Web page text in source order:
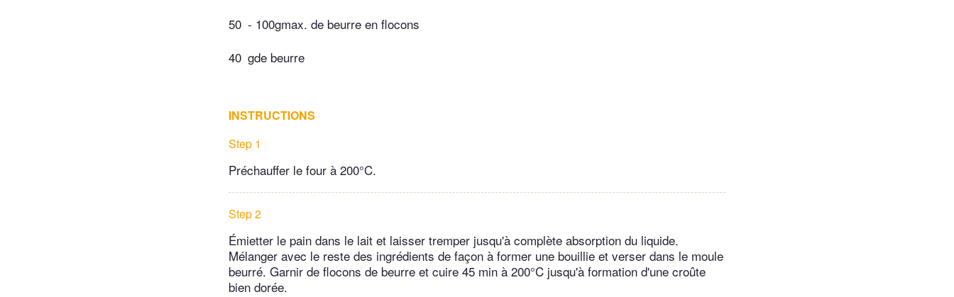
50 - 100gmax. de beurre en flocons
40 gde beurre
INSTRUCTIONS
Step 1
Préchauffer le four à 200°C.
Step 2
Émietter le pain dans le lait et laisser tremper jusqu'à complète absorption du liquide.
Mélanger avec le reste des ingrédients de façon à former une bouillie et verser dans le moule
beurré. Garnir de flocons de beurre et cuire 45 min à 200°C jusqu'à formation d'une croûte
bien dorée.